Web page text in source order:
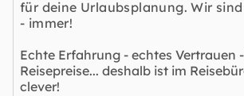
für deine Urlaubsplanung. Wir
- immer!
Echte Erfahrung - echtes Vertrauen
Reisepreise... deshalb ist im
clever!